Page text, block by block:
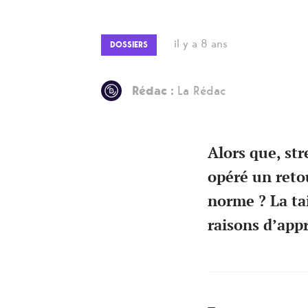
DOSSIERS il y a 8 ans
Rédac : La Rédac
Alors que,
opéré un
norme ? La
raisons